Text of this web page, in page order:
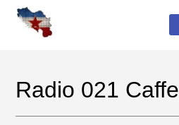
Radio 021 Caffe